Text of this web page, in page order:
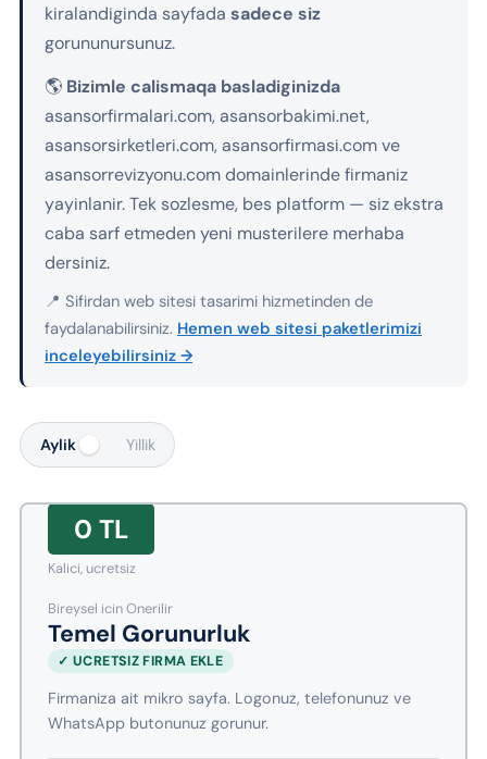
kiralandiginda sayfada sadece siz
gorununursunuz.
🌎 Bizimle calismaqa basladiginizda
asansorfirmalari.com, asansorbakimi.net,
asansorsirketleri.com, asansorfirmasi.com ve
asansorrevizyonu.com domainlerinde firmaniz
yayinlanir. Tek sozlesme, bes platform — siz ekstra
caba sarf etmeden yeni musterilere merhaba
dersiniz.
📍 Sifirdan web sitesi tasarimi hizmetinden de
faydalanabilirsiniz. Hemen web sitesi paketlerimizi
inceleyebilirsiniz →
Aylik Yillik
0 TL
Kalici, ucretsiz
Bireysel icin Onerilir
Temel Gorunurluk
✓ UCRETSIZ FIRMA EKLE
Firmaniza ait mikro sayfa. Logonuz, telefonunuz ve
WhatsApp butonunuz gorunur.